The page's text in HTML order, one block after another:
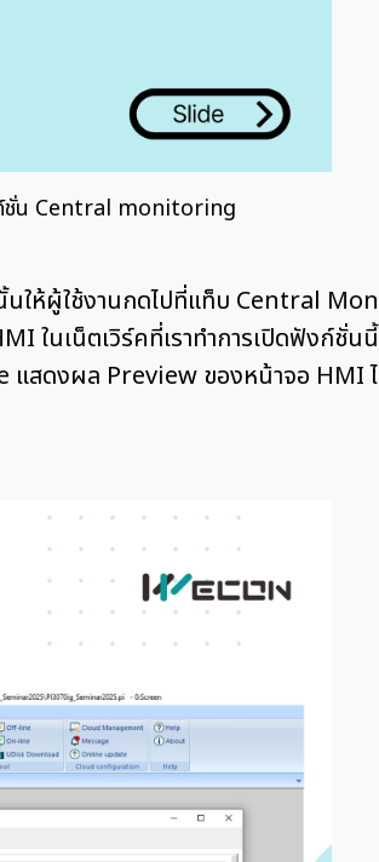
ชั่น Central monitoring
ให้ผู้ใช้งานกดไปที่แท็บ Central
นเน็ตเวิร์คที่เราทำการเปิดฟังก์ชั่นนี้
สดงผล Preview ของหน้าจอ HMI